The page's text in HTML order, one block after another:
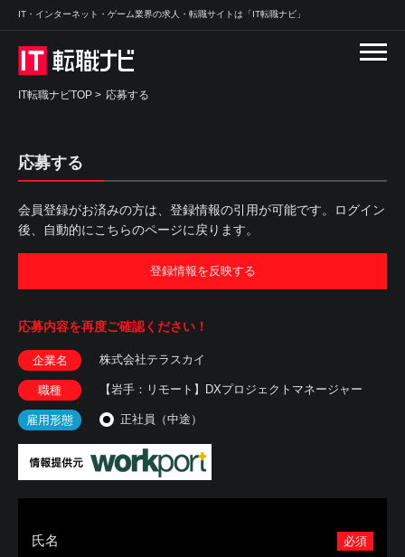
IT・インターネット・ゲーム業界の求人・転職サイトは「IT転職ナビ」
IT転職ナビTOP > 応募する
応募する
会員登録がお済みの方は、登録情報の引用が可能です。ログイン
後、自動的にこちらのページに戻ります。
登録情報を反映する
応募内容を再度ご確認ください！
企業名 株式会社テラスカイ
職種 【岩手：リモート】DXプロジェクトマネージャー
雇用形態 正社員（中途）
必須
氏名